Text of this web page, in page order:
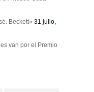
Beckett» 31 julio,
van por el Premio